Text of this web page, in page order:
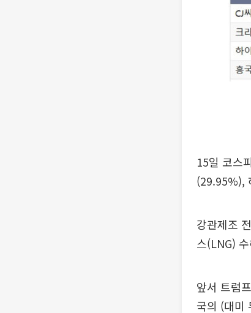
15일 코스
(29.95%),
강관제조
스(LNG)
앞서 트럼
국의 (대미